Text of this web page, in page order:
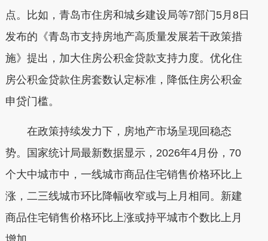
点。比如，青岛市住房和城乡建设局等7部门5月8日
发布的《青岛市支持房地产高质量发展若干政策措
施》提出，加大住房公积金贷款支持力度。优化住
房公积金贷款住房套数认定标准，降低住房公积金
申贷门槛。
在政策持续发力下，房地产市场呈现回稳态
势。国家统计局最新数据显示，2026年4月份，70
个大中城市中，一线城市商品住宅销售价格环比上
涨，二三线城市环比降幅收窄或与上月相同。新建
商品住宅销售价格环比上涨或持平城市个数比上月